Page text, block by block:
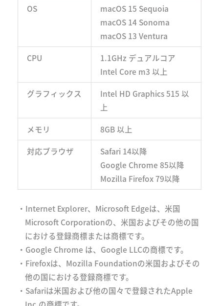
OS
macOS 15 Sequoia
macOS 14 Sonoma
macOS 13 Ventura
CPU
1.1GHz デュアルコア
Intel Core m3 以上
グラフィックス
Intel HD Graphics 515 以
上
メモリ 8GB 以上
対応ブラウザ
Safari 14以降
Google Chrome 85以降
Mozilla Firefox 79以降
・Internet Explorer、Microsoft Edgeは、米国
Microsoft Corporationの、米国およびその他の国
における登録商標または商標です。
・Google Chrome は、Google LLCの商標です。
・Firefoxは、Mozilla Foundationの米国およびその
他の国における登録商標です。
・Safariは米国および他の国々で登録されたApple
Inc.の商標です。